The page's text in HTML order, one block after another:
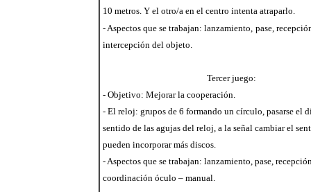
10 metros. Y el otro/a en el centro intenta atraparlo.
- Aspectos que se trabajan: lanzamiento, pase,
intercepción del objeto.
Tercer juego:
- Objetivo: Mejorar la cooperación.
- El reloj: grupos de 6 formando un círculo, pasarse el
sentido de las agujas del reloj, a la señal cambiar el
pueden incorporar más discos.
- Aspectos que se trabajan: lanzamiento, pase,
coordinación óculo – manual.